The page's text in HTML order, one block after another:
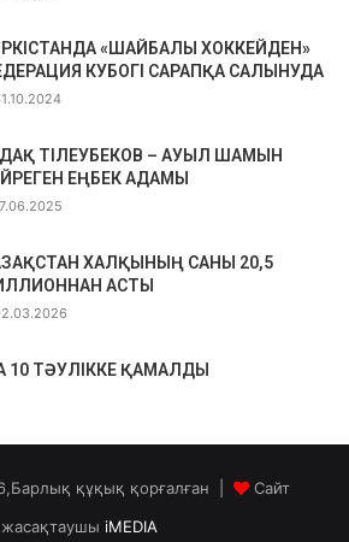
«ШАЙБАЛЫ ХОККЕЙДЕН»
КУБОГІ САРАПҚА САЛЫНУДА
ТІЛЕУБЕКОВ – АУЫЛ ШАМЫН
ЕҢБЕК АДАМЫ
ХАЛҚЫНЫҢ САНЫ 20,5
АСТЫ
10 ТӘУЛІККЕ ҚАМАЛДЫ
құқық қорғалған |
Сайт
жасақтаушы iMEDIA